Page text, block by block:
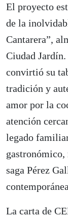
El proyecto
de la
Cantarera”,
Ciudad Jardín.
convirtió su
tradición y
amor por la
atención
legado
gastronómico,
saga Pérez
La carta de